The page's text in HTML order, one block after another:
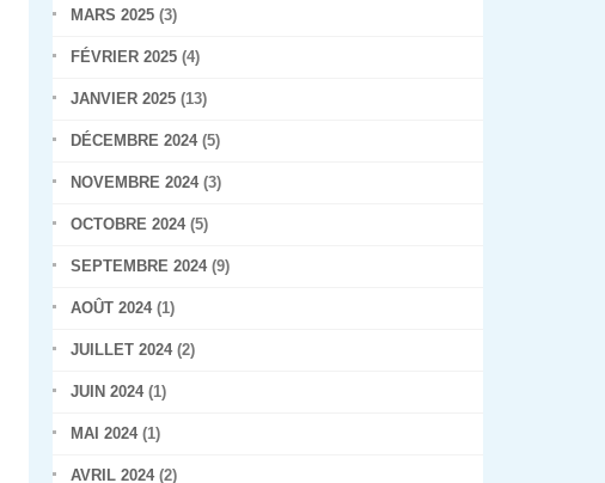
MARS 2025 (3)
FÉVRIER 2025 (4)
JANVIER 2025 (13)
DÉCEMBRE 2024(5)
NOVEMBRE 2024(3)
OCTOBRE 2024(5)
SEPTEMBRE 2024(9)
AOÛT 2024(1)
JUILLET 2024(2)
JUIN 2024(1)
MAI 2024(1)
AVRIL 2024(2)